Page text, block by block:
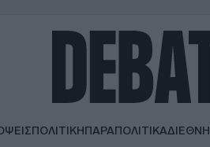
ΠΟΛΙΤΙΚΗΠΑΡΑΠΟΛΙΤΙΚΑΔΙΕΘΝΗ